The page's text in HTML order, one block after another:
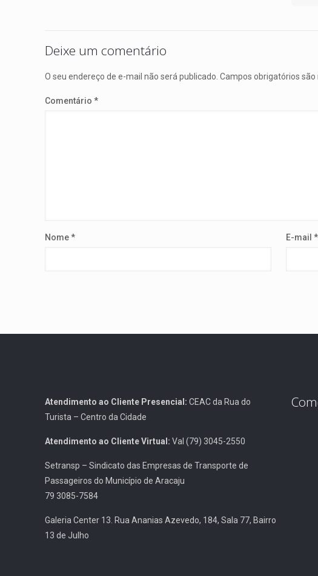
Deixe um comentário
O seu endereço de e-mail não será publicado. Campos obrigatórios
Comentário *
Nome* E-mail*
Atendimento ao Cliente Presencial: CEAC da Rua do
Turista – Centro da Cidade
Atendimento ao Cliente Virtual: Val (79) 3045-2550
Setransp – Sindicato das Empresas de Transporte de
Passageiros do Município de Aracaju
79 3085-7584
Galeria Center 13. Rua Ananias Azevedo, 184, Sala 77, Bairro
13 de Julho